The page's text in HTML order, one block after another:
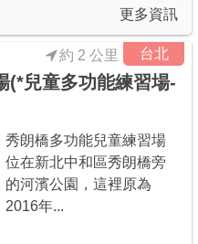
更多資訊
台北
約 2 公里
(*兒童多功能練習場-
秀朗橋多功能兒童練習場
位在新北中和區秀朗橋旁
的河濱公園，這裡原為
2016年...